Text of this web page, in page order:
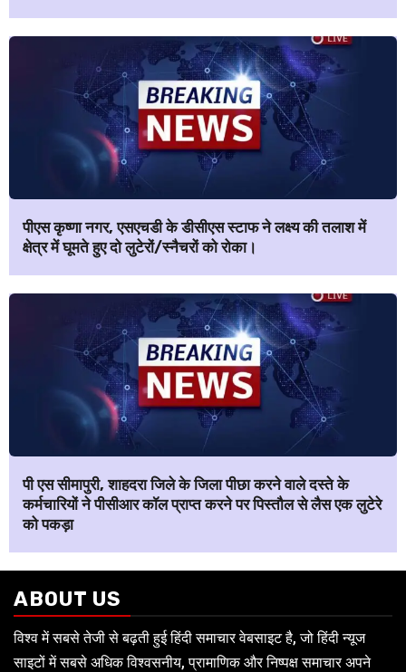
पीएस कृष्णा नगर, एसएचडी के डीसीएस स्टाफ ने लक्ष्य की तलाश में
क्षेत्र में घूमते हुए दो लुटेरों/स्नैचरों को रोका।
पी एस सीमापुरी, शाहदरा जिले के जिला पीछा करने वाले दस्ते के
कर्मचारियों ने पीसीआर कॉल प्राप्त करने पर पिस्तौल से लैस एक लुटेरे
को पकड़ा
ABOUT US
विश्व में सबसे तेजी से बढ़ती हुई हिंदी समाचार वेबसाइट है, जो हिंदी न्यूज
साइटों में सबसे अधिक विश्वसनीय, प्रामाणिक और निष्पक्ष समाचार अपने